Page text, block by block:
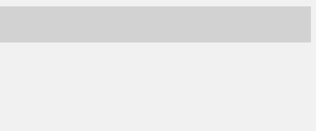
Docs_México